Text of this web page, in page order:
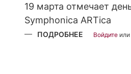
19 марта отмечает
Symphonica ARTica
ПОДРОБНЕЕ Войдите или